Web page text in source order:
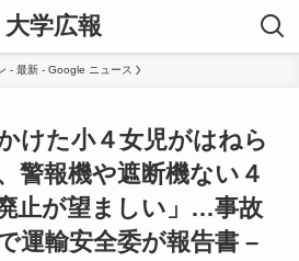
大学広報
- 最新 - Google ニュース
けた小４女児がはねら
警報機や遮断機ない４
止が望ましい」…事故
運輸安全委が報告書 –